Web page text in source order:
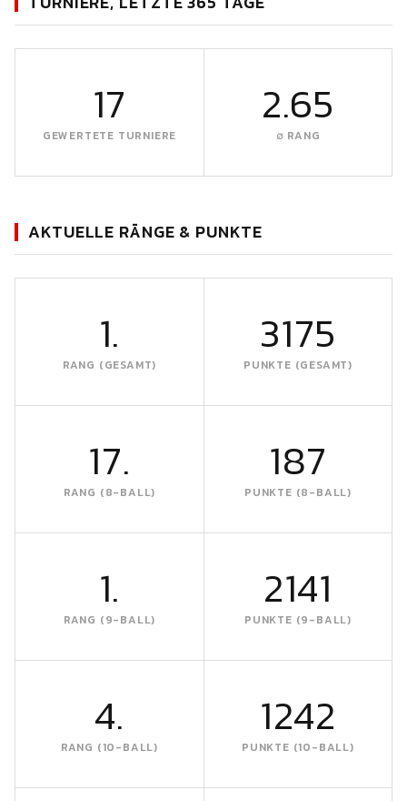
17
GEWERTETE TURNIERE
2.65
∅ RANG
AKTUELLE RÄNGE & PUNKTE
1.
RANG (GESAMT)
3175
PUNKTE (GESAMT)
17.
RANG (8-BALL)
187
PUNKTE (8-BALL)
1.
RANG (9-BALL)
2141
PUNKTE (9-BALL)
4.
RANG (10-BALL)
1242
PUNKTE (10-BALL)